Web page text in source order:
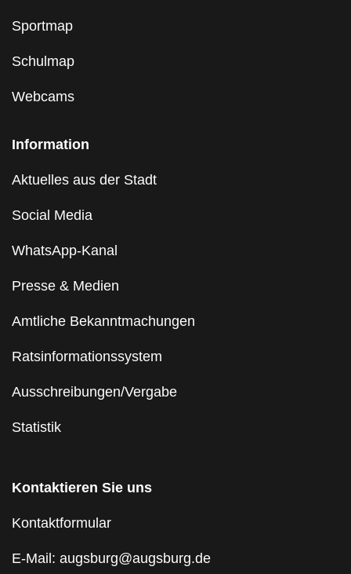
Sportmap
Schulmap
Webcams
Information
Aktuelles aus der Stadt
Social Media
WhatsApp-Kanal
Presse & Medien
Amtliche Bekanntmachungen
Ratsinformationssystem
Ausschreibungen/Vergabe
Statistik
Kontaktieren Sie uns
Kontaktformular
E-Mail: augsburg@augsburg.de